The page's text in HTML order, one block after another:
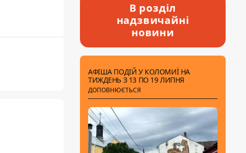
В розділ
надзвичайні
новини
АФІША ПОДІЙ У КОЛОМИЇ НА
ТИЖДЕНЬ З 13 ПО 19 ЛИПНЯ
ДОПОВНЮЄТЬСЯ